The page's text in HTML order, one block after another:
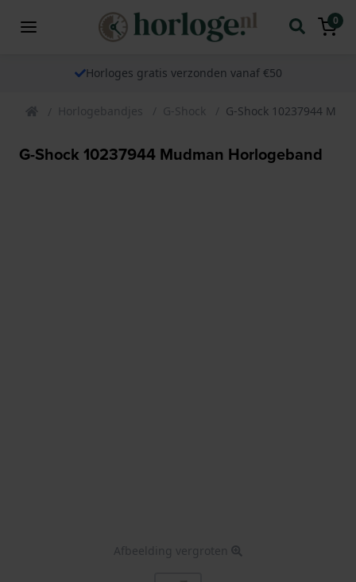
0
Horloges gratis verzonden vanaf €50
Horlogebandjes G-Shock G-Shock 10237944
G-Shock 10237944 Mudman Horlogeband
Afbeelding vergroten